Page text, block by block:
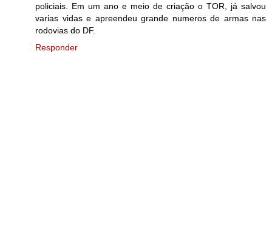
policiais. Em um ano e meio de criação o TOR, já salvou
varias vidas e apreendeu grande numeros de armas nas
rodovias do DF.
Responder